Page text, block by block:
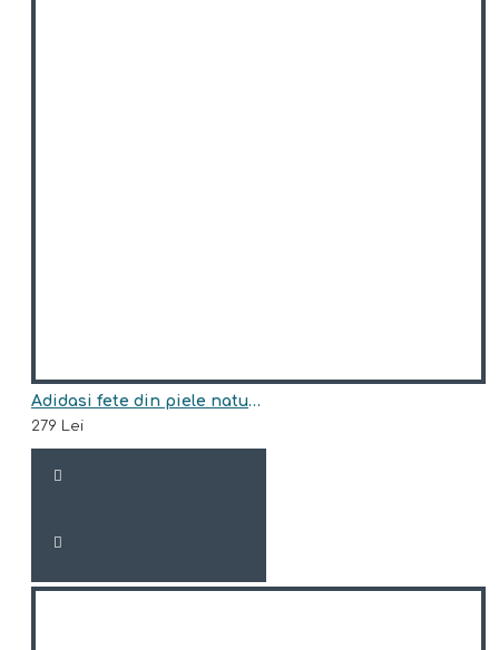
Adidasi fete din piele natural model HEIDI
279 Lei